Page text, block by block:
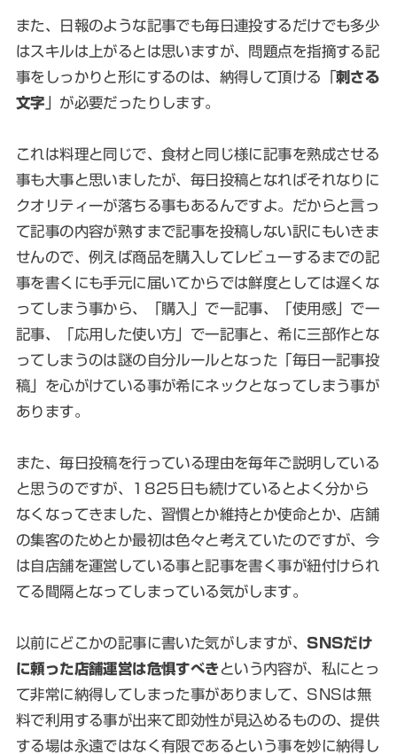
また、日報のような記事でも毎日連投するだけでも多少
はスキルは上がるとは思いますが、問題点を指摘する記
事をしっかりと形にするのは、納得して頂ける「刺さる
文字 」が必要だったりします。
これは料理と同じで、食材と同じ様に記事を熟成させる
事も大事と思いましたが、毎日投稿となればそれなりに
クオリティーが落ちる事もあるんですよ。だからと言っ
て記事の内容が熟すまで記事を投稿しない訳にもいきま
せんので、例えば商品を購入してレビューするまでの記
事を書くにも手元に届いてからでは鮮度としては遅くな
ってしまう事から、「購入」で一記事、「使用感」で一
記事、「応用した使い方」で一記事と、希に三部作とな
ってしまうのは謎の自分ルールとなった「毎日一記事投
稿」を心がけている事が希にネックとなってしまう事が
あります。
また、毎日投稿を行っている理由を毎年ご説明している
と思うのですが、1825日も続けているとよく分から
なくなってきました、習慣とか維持とか使命とか、店舗
の集客のためとか最初は色々と考えていたのですが、今
は自店舗を運営している事と記事を書く事が紐付けられ
てる間隔となってしまっている気がします。
以前にどこかの記事に書いた気がしますが、 SNSだけ
に頼った店舗運営は危惧すべきという内容が、私にとっ
て非常に納得してしまった事がありまして、SNSは無
料で利用する事が出来て即効性が見込めるものの、提供
する場は永遠ではなく有限であるという事を妙に納得し